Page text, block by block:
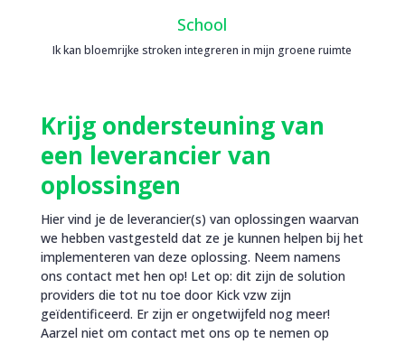
School
Ik kan bloemrijke stroken integreren in mijn groene ruimte
Krijg ondersteuning van
een leverancier van
oplossingen
Hier vind je de leverancier(s) van oplossingen waarvan
we hebben vastgesteld dat ze je kunnen helpen bij het
implementeren van deze oplossing. Neem namens
ons contact met hen op! Let op: dit zijn de solution
providers die tot nu toe door Kick vzw zijn
geïdentificeerd. Er zijn er ongetwijfeld nog meer!
Aarzel niet om contact met ons op te nemen op